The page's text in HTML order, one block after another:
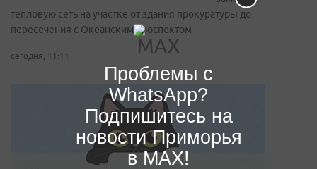
тепловую сеть на участке от здания прокуратуры до
пересечения с Океанским проспектом
сегодня, 11:11
Проблемы с
WhatsApp?
Подпишитесь на
новости Приморья
в MAX!